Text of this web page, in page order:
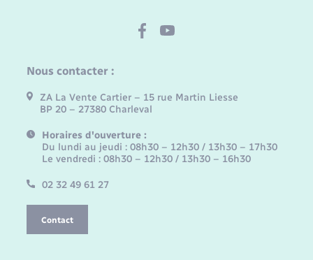
Nous contacter :
ZA La Vente Cartier – 15 rue Martin Liesse
BP 20 – 27380 Charleval
Horaires d'ouverture :
Du lundi au jeudi : 08h30 – 12h30 / 13h30 – 17h30
Le vendredi : 08h30 – 12h30 / 13h30 – 16h30
02 32 49 61 27
Contact